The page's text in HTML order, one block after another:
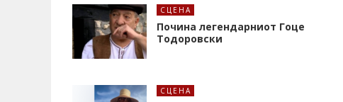
СЦЕНА
Почина легендарниот Гоце
Тодоровски
СЦЕНА